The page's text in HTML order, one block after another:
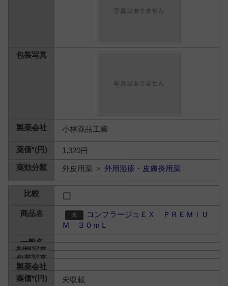
小林薬品工業
1,320円
外皮用薬 ＞外用湿疹・皮膚炎用薬
コンフラージュＥＸ ＰＲＥＭＩＵ
Ｍ ３０ｍＬ
未収載